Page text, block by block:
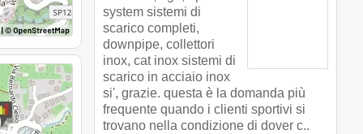
system sistemi di
scarico completi,
downpipe, collettori
inox, cat inox sistemi di
scarico in acciaio inox
si', grazie. questa è la domanda più
frequente quando i clienti sportivi si
trovano nella condizione di dover c..